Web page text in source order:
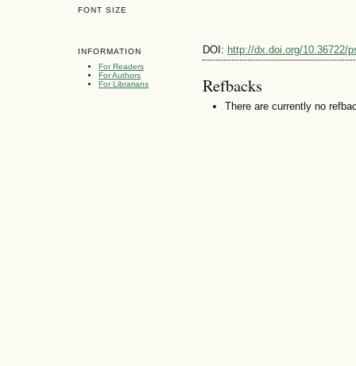
FONT SIZE
INFORMATION
For Readers
For Authors
For Librarians
DOI: http://dx.doi.org/10.36722/
Refbacks
There are currently no